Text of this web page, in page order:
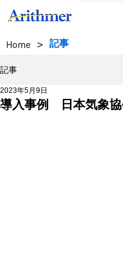
Home > 記事
記事
導入事例 日本気象協
2023年5月9日